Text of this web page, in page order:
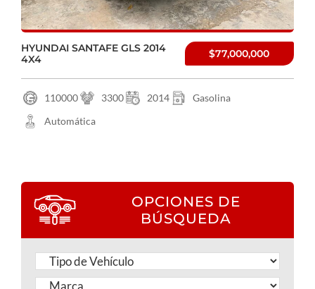
HYUNDAI SANTAFE GLS 2014
4X4
$77,000,000
110000 3300 2014
Gasolina
Automática
OPCIONES DE
BÚSQUEDA